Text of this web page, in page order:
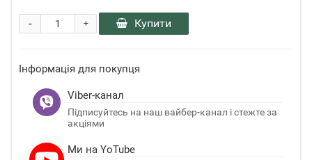
+
- Купити
Інформація для покупця
Viber-канал
Підписуйтесь на наш вайбер-канал і стежте за
акціями
Ми на YoTube